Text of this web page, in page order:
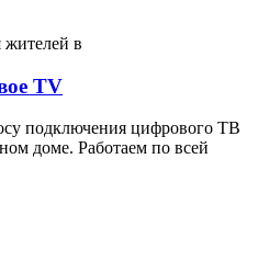
жителей в
TV
подключения цифрового ТВ
доме. Работаем по всей